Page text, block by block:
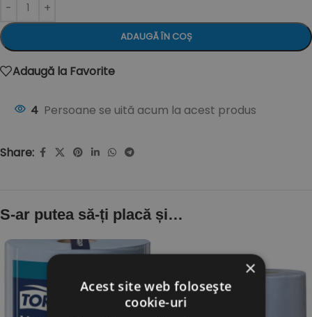
ADAUGĂ ÎN COȘ
Adaugă la Favorite
4 Persoane se uită acum la acest produs
Share:
S-ar putea să-ți placă și…
×
Acest site web folosește
cookie-uri